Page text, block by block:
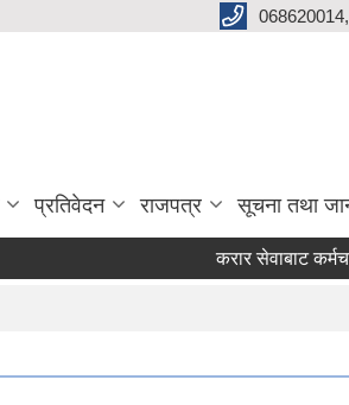
प्रतिवेदन राजपत्र सूचना तथा
करार सेवाबाट कर्मचारी